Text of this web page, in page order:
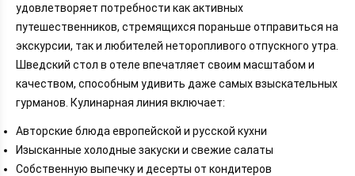
удовлетворяет потребности как активных
путешественников, стремящихся пораньше отправиться на
экскурсии, так и любителей неторопливого отпускного утра.
Шведский стол в отеле впечатляет своим масштабом и
качеством, способным удивить даже самых взыскательных
гурманов. Кулинарная линия включает:
Авторские блюда европейской и русской кухни
Изысканные холодные закуски и свежие салаты
Собственную выпечку и десерты от кондитеров